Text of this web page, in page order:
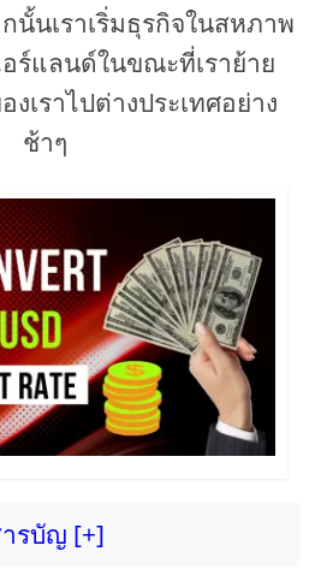
นั้นเราเริ่มธุรกิจในสหภาพ
ร์แลนด์ในขณะที่เราย้าย
งเราไปต่างประเทศอย่าง
ช้าๆ
รบัญ [+]